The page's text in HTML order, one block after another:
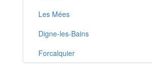
Les Mées
Digne-les-Bains
Forcalquier